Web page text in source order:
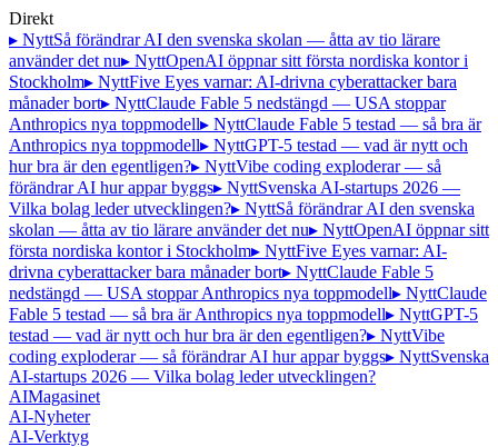
Direkt
▸ NyttSå förändrar AI den svenska skolan — åtta av tio lärare
använder det nu▸ NyttOpenAI öppnar sitt första nordiska kontor i
Stockholm▸ NyttFive Eyes varnar: AI-drivna cyberattacker bara
månader bort▸ NyttClaude Fable 5 nedstängd — USA stoppar
Anthropics nya toppmodell▸ NyttClaude Fable 5 testad — så bra är
Anthropics nya toppmodell▸ NyttGPT-5 testad — vad är nytt och
hur bra är den egentligen?▸ NyttVibe coding exploderar — så
förändrar AI hur appar byggs▸ NyttSvenska AI-startups 2026 —
Vilka bolag leder utvecklingen?▸ NyttSå förändrar AI den svenska
skolan — åtta av tio lärare använder det nu▸ NyttOpenAI öppnar sitt
första nordiska kontor i Stockholm▸ NyttFive Eyes varnar: AI-
drivna cyberattacker bara månader bort▸ NyttClaude Fable 5
nedstängd — USA stoppar Anthropics nya toppmodell▸ NyttClaude
Fable 5 testad — så bra är Anthropics nya toppmodell▸ NyttGPT-5
testad — vad är nytt och hur bra är den egentligen?▸ NyttVibe
coding exploderar — så förändrar AI hur appar byggs▸ NyttSvenska
AI-startups 2026 — Vilka bolag leder utvecklingen?
AIMagasinet
AI-Nyheter
AI-Verktyg